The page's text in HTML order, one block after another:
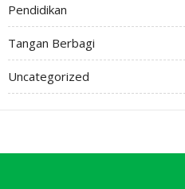
Pendidikan
Tangan Berbagi
Uncategorized